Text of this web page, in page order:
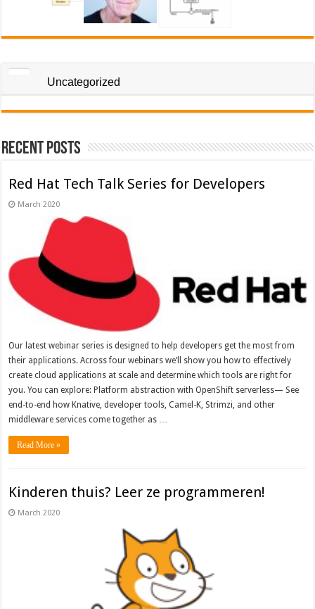
Uncategorized
Recent Posts
Red Hat Tech Talk Series for Developers
March 2020
Our latest webinar series is designed to help developers get the most from
their applications. Across four webinars we’ll show you how to effectively
create cloud applications at scale and determine which tools are right for
you. You can explore: Platform abstraction with OpenShift serverless— See
end-to-end how Knative, developer tools, Camel-K, Strimzi, and other
middleware services come together as …
Read More »
Kinderen thuis? Leer ze programmeren!
March 2020